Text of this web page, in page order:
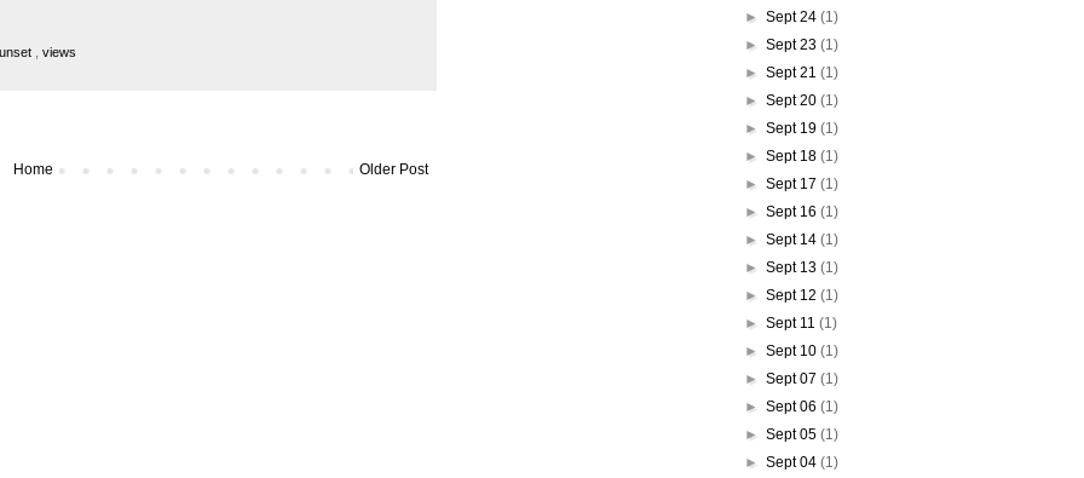
, views
Older Post
Home
►Sept 24(1)
►Sept 23(1)
►Sept 21(1)
►Sept 20(1)
►Sept 19(1)
►Sept 18(1)
►Sept 17(1)
►Sept 16(1)
►Sept 14(1)
►Sept 13(1)
►Sept 12(1)
►Sept 11(1)
►Sept 10(1)
►Sept 07(1)
►Sept 06(1)
►Sept 05(1)
►Sept 04(1)